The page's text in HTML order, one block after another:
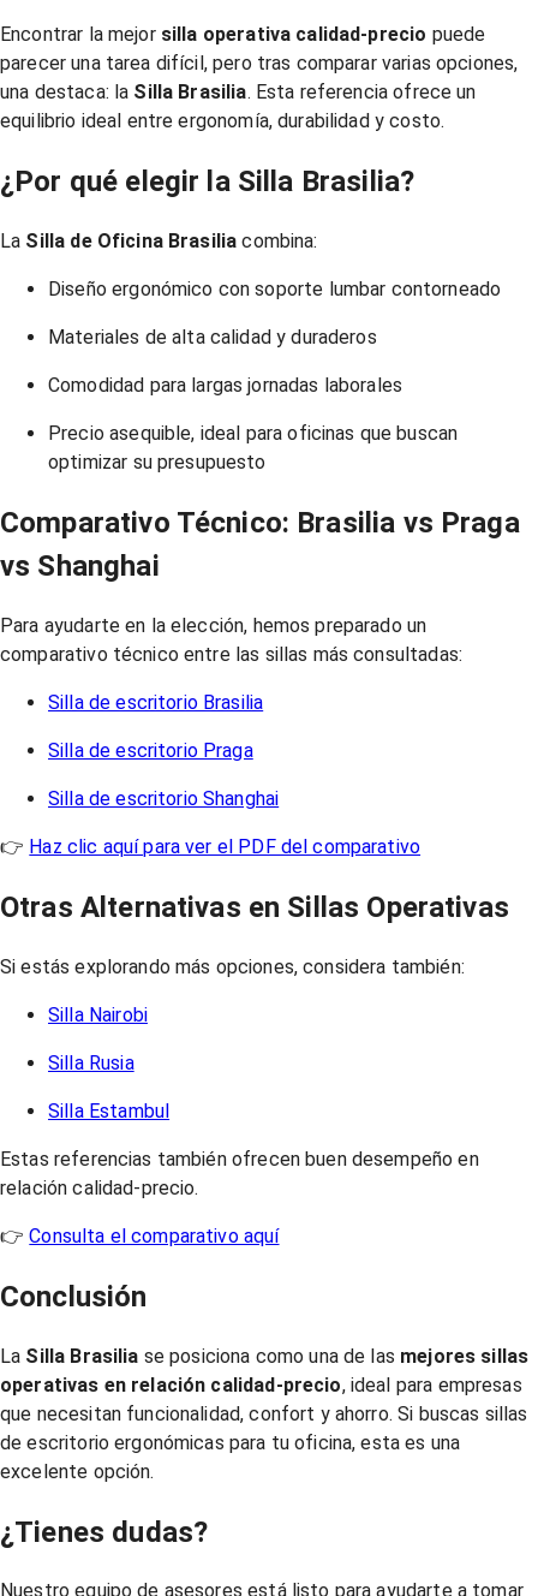
Encontrar la mejor silla operativa calidad-precio puede
parecer una tarea difícil, pero tras comparar varias opciones,
una destaca: la Silla Brasilia. Esta referencia ofrece un
equilibrio ideal entre ergonomía, durabilidad y costo.
¿Por qué elegir la Silla Brasilia?
La Silla de Oficina Brasiliacombina:
Diseño ergonómico con soporte lumbar contorneado
Materiales de alta calidad y duraderos
Comodidad para largas jornadas laborales
Precio asequible, ideal para oficinas que buscan
optimizar su presupuesto
Comparativo Técnico: Brasilia vs Praga
vs Shanghai
Para ayudarte en la elección, hemos preparado un
comparativo técnico entre las sillas más consultadas:
Silla de escritorio Brasilia
Silla de escritorio Praga
Silla de escritorio Shanghai
👉 Haz clic aquí para ver el PDF del comparativo
Otras Alternativas en Sillas Operativas
Si estás explorando más opciones, considera también:
Silla Nairobi
Silla Rusia
Silla Estambul
Estas referencias también ofrecen buen desempeño en
relación calidad-precio.
👉Consulta el comparativo aquí
Conclusión
La Silla Brasilia se posiciona como una de las mejores sillas
operativas en relación calidad-precio, ideal para empresas
que necesitan funcionalidad, confort y ahorro. Si buscas sillas
de escritorio ergonómicas para tu oficina, esta es una
excelente opción.
¿Tienes dudas?
Nuestro equipo de asesores está listo para ayudarte a tomar